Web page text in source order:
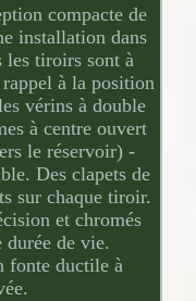
compacte de
installation dans
les tiroirs sont à
à la position
vérins à double
à centre ouvert
le réservoir) -
Des clapets de
sur chaque tiroir.
et chromés
durée de vie.
fonte ductile à